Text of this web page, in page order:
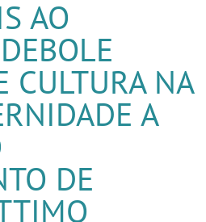
AO
CULTURA NA
A
DE